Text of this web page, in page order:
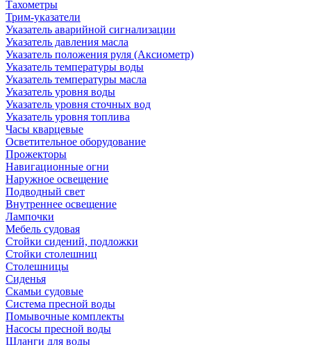
Тахометры
Трим-указатели
Указатель аварийной сигнализации
Указатель давления масла
Указатель положения руля (Аксиометр)
Указатель температуры воды
Указатель температуры масла
Указатель уровня воды
Указатель уровня сточных вод
Указатель уровня топлива
Часы кварцевые
Осветительное оборудование
Прожекторы
Навигационные огни
Наружное освещение
Подводный свет
Внутреннее освещение
Лампочки
Мебель судовая
Стойки сидений, подложки
Стойки столешниц
Столешницы
Сиденья
Скамьи судовые
Система пресной воды
Помывочные комплекты
Насосы пресной воды
Шланги для воды